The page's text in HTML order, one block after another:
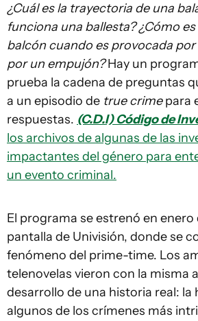
¿Cuál es la trayectoria de una
funciona una ballesta? ¿Cómo
balcón cuando es provocada por
por un empujón?Hay un
prueba la cadena de preguntas
a un episodio de true crimepara
respuestas. (C.D.I) Código de
los archivos de algunas de las
impactantes del género para
un evento criminal.
El programa se estrenó en enero
pantalla de Univisión, donde se
fenómeno del prime-time. Los
telenovelas vieron con la misma
desarrollo de una historia real: la
algunos de los crímenes más